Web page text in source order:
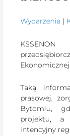
Wydarzenia |
Ekonomicznej.
Taką
prasowej,
Bytomiu,
projektu, a
intencyjny